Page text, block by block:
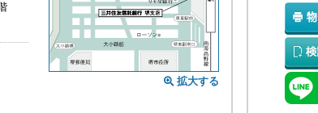
拡大する